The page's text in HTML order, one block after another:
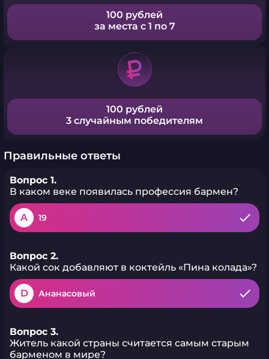
100 рублей
за места с 1 по 7
100 рублей
3 случайным победителям
Правильные ответы
Вопрос 1.
В каком веке появилась профессия бармен?
A 19
Вопрос 2.
Какой сок добавляют в коктейль «Пина колада»?
D Ананасовый
Вопрос 3.
Житель какой страны считается самым старым
барменом в мире?